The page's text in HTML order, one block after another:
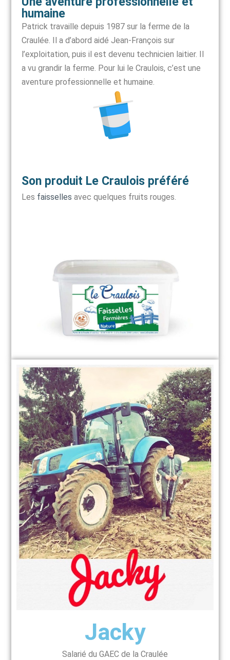
humaine
Patrick travaille depuis 1987 sur la ferme de la
Craulée. Il a d’abord aidé Jean-François sur
l’exploitation, puis il est devenu technicien laitier. Il
a vu grandir la ferme. Pour lui le Craulois, c’est une
aventure professionnelle et humaine.
Son produit Le Craulois préféré
Les faisselles avec quelques fruits rouges.
Jacky
Salarié du GAEC de la Craulée